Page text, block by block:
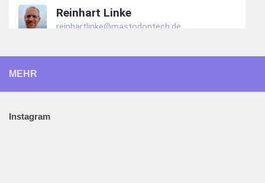
MEHR
Instagram